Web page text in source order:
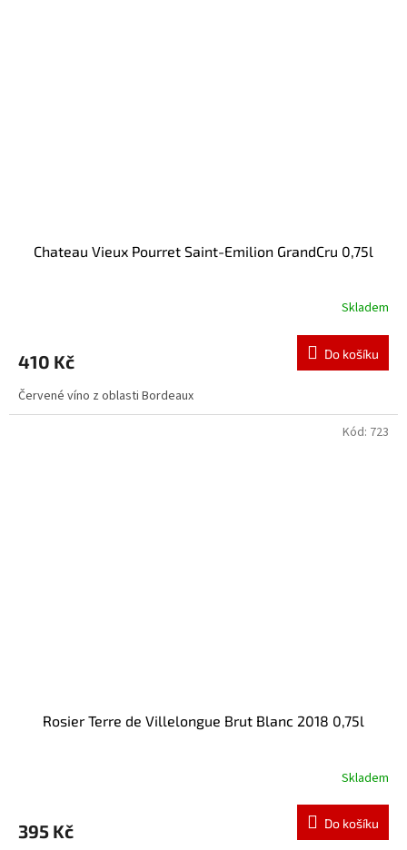
Chateau Vieux Pourret Saint-Emilion GrandCru 0,75l
Skladem
410 Kč Do košíku
Červené víno z oblasti Bordeaux
Rosier Terre de Villelongue Brut Blanc 2018 0,75l
Skladem
395 Kč Do košíku
Kód: 723